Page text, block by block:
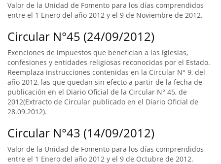
Valor de la Unidad de Fomento para los días comprendidos
entre el 1 Enero del año 2012 y el 9 de Noviembre de 2012.
Circular N°45 (24/09/2012)
Exenciones de impuestos que benefician a las iglesias,
confesiones y entidades religiosas reconocidas por el Estado.
Reemplaza instrucciones contenidas en la Circular N° 9, del
año 2012, las que quedan sin efecto a partir de la fecha de
publicación en el Diario Oficial de la Circular N° 45, de
2012(Extracto de Circular publicado en el Diario Oficial de
28.09.2012).
Circular N°43 (14/09/2012)
Valor de la Unidad de Fomento para los días comprendidos
entre el 1 Enero del año 2012 y el 9 de Octubre de 2012.